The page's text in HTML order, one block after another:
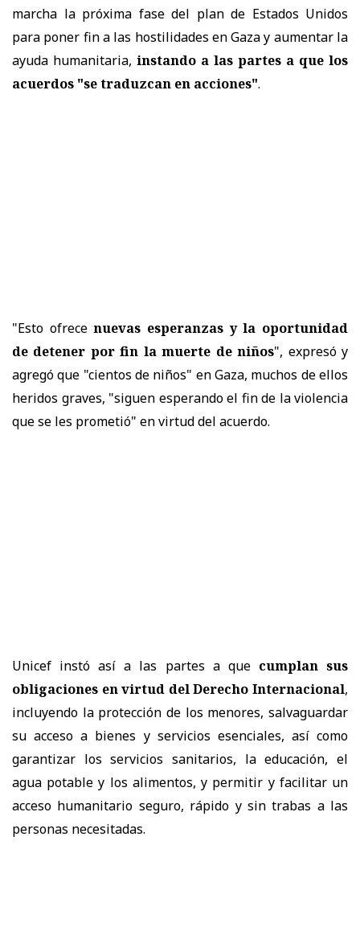
marcha la próxima fase del plan de Estados Unidos
para poner fin a las hostilidades en Gaza y aumentar la
ayuda humanitaria, instando a las partes a que los
acuerdos "se traduzcan en acciones".
"Esto ofrecenuevas esperanzas y la oportunidad
de detener por fin la muerte de niños", expresó y
agregó que "cientos de niños" en Gaza, muchos de ellos
heridos graves, "siguen esperando el fin de la violencia
que se les prometió" en virtud del acuerdo.
Unicef instó así a las partes a que cumplan sus
obligaciones en virtud del Derecho Internacional,
incluyendo la protección de los menores, salvaguardar
su acceso a bienes y servicios esenciales, así como
garantizar los servicios sanitarios, la educación, el
agua potable y los alimentos, y permitir y facilitar un
acceso humanitario seguro, rápido y sin trabas a las
personas necesitadas.